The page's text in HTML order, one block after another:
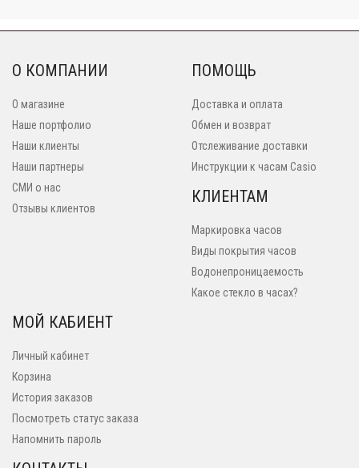
О КОМПАНИИ
О магазине
Наше портфолио
Наши клиенты
Наши партнеры
СМИ о нас
Отзывы клиентов
ПОМОЩЬ
Доставка и оплата
Обмен и возврат
Отслеживание доставки
Инструкции к часам Casio
КЛИЕНТАМ
Маркировка часов
Виды покрытия часов
Водонепроницаемость
Какое стекло в часах?
МОЙ КАБИЕНТ
Личный кабинет
Корзина
История заказов
Посмотреть статус заказа
Напомнить пароль